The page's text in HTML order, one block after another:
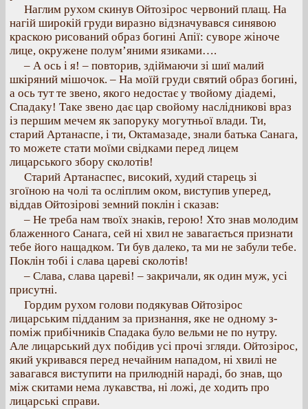
Наглим рухом скинув Ойтозірос червоний плащ. На
нагій широкій груди виразно відзначувався синявою
краскою рисований образ богині Апії: суворе жіноче
лице, окружене полум’яними язиками….
– А ось і я! – повторив, здіймаючи зі шиї малий
шкіряний мішочок. – На моїй груди святий образ богині,
а ось тут те звено, якого недостає у твойому діадемі,
Спадаку! Таке звено дає цар свойому наслідникові враз
із першим мечем як запоруку могутньої влади. Ти,
старий Артанаспе, і ти, Октамазаде, знали батька Санага,
то можете стати моїми свідками перед лицем
лицарського збору сколотів!
Старий Артанаспес, високий, худий старець зі
згоїною на чолі та осліплим оком, виступив уперед,
віддав Ойтозірові земний поклін і сказав:
– Не треба нам твоїх знаків, герою! Хто знав молодим
блаженного Санага, сей ні хвил не завагається признати
тебе його нащадком. Ти був далеко, та ми не забули тебе.
Поклін тобі і слава цареві сколотів!
– Слава, слава цареві! – закричали, як один муж, усі
присутні.
Гордим рухом голови подякував Ойтозірос
лицарським підданим за признання, яке не одному з-
поміж прибічників Спадака було вельми не по нутру.
Але лицарський дух побідив усі прочі згляди. Ойтозірос,
який укривався перед нечайним нападом, ні хвилі не
завагався виступити на прилюдній нараді, бо знав, що
між скитами нема лукавства, ні ложі, де ходить про
лицарські справи.